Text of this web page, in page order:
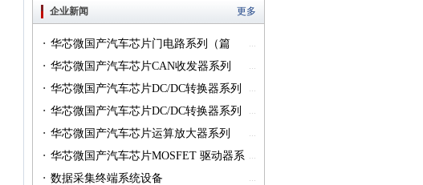
系列
企业新闻
更多
...
· 华芯微国产汽车芯片门电路系列（篇
一）
...
· 华芯微国产汽车芯片CAN收发器系列
（篇一）
...
· 华芯微国产汽车芯片DC/DC转换器系列
...
· 华芯微国产汽车芯片DC/DC转换器系列
...
· 华芯微国产汽车芯片运算放大器系列
（篇一）
...
· 华芯微国产汽车芯片MOSFET 驱动器系
列（篇一）
...
· 数据采集终端系统设备